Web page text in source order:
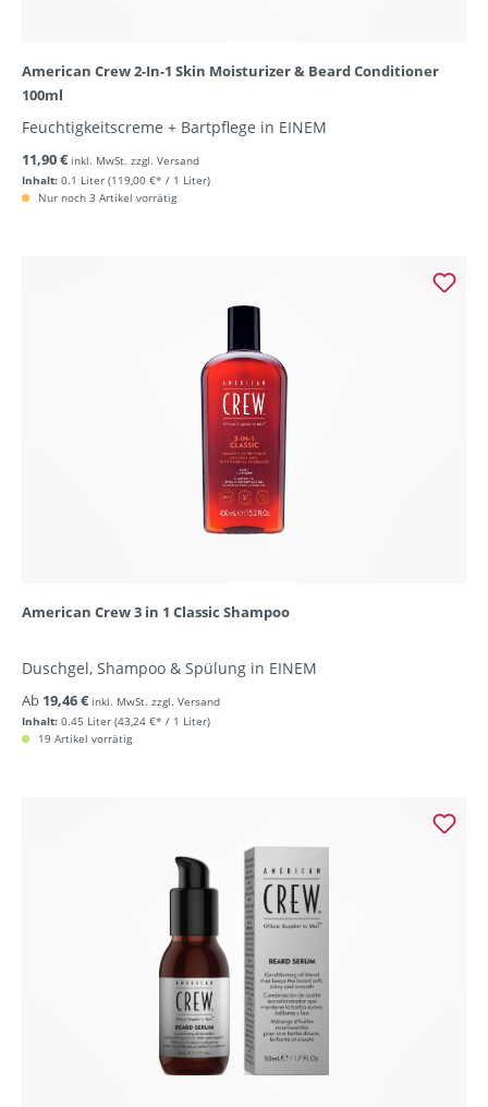
American Crew 2-In-1 Skin Moisturizer & Beard Conditioner
100ml
Feuchtigkeitscreme + Bartpflege in EINEM
Inhalt: 0.1 Liter (119,00 €* / 1 Liter)
11,90 € inkl. MwSt. zzgl. Versand
Nur noch 3 Artikel vorrätig
American Crew 3 in 1 Classic Shampoo
Duschgel, Shampoo & Spülung in EINEM
Inhalt: 0.45 Liter (43,24 €* / 1 Liter)
Ab 19,46 € inkl. MwSt. zzgl. Versand
19 Artikel vorrätig